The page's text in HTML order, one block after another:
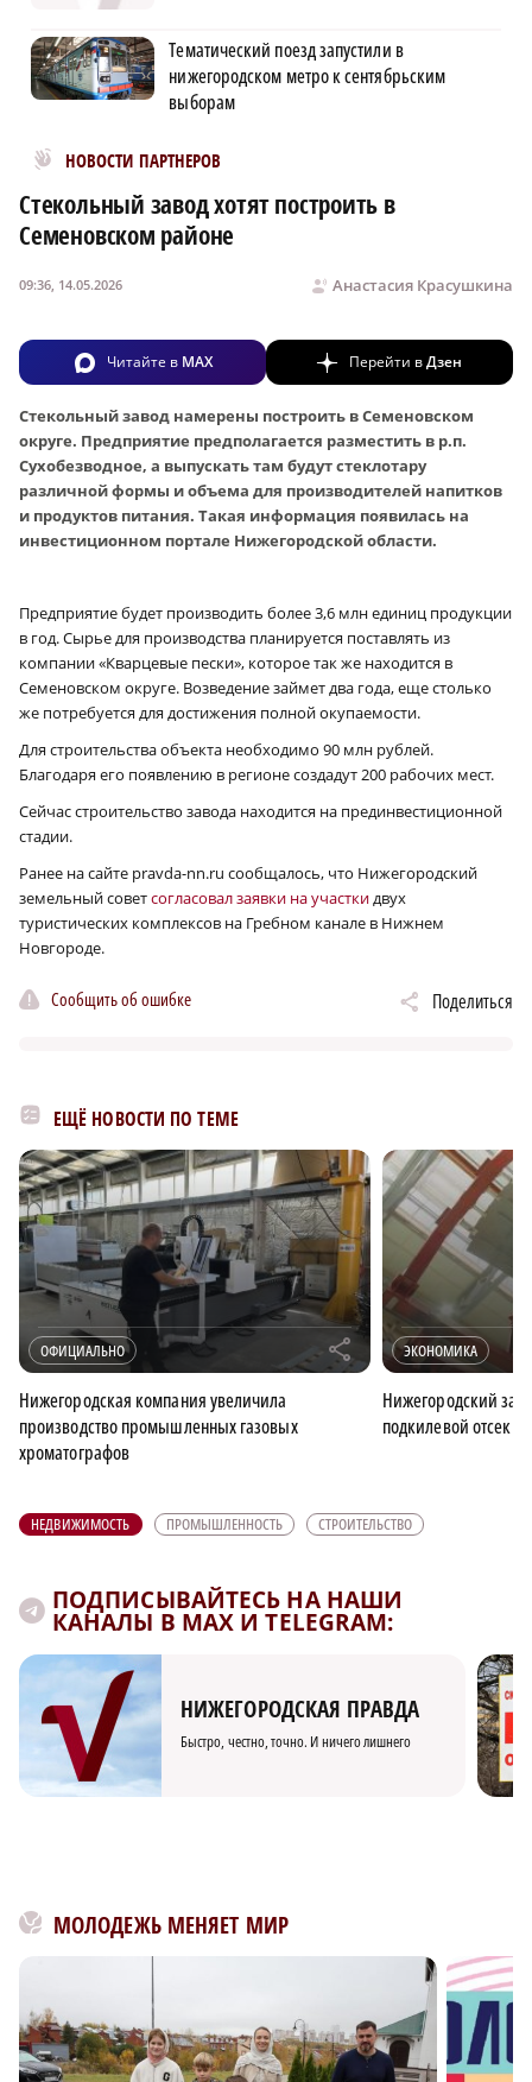
Тематический поезд запустили в
нижегородском метро к сентябрьским
выборам
НОВОСТИ ПАРТНЕРОВ
Новости МирТесен
Стекольный завод хотят построить в
Семеновском районе
Анастасия Красушкина
09:36, 14.05.2026
Читайте в MAX Перейти вДзен
Стекольный завод намерены построить в Семеновском
округе. Предприятие предполагается разместить в р.п.
Сухобезводное, а выпускать там будут стеклотару
различной формы и объема для производителей напитков
и продуктов питания. Такая информация появилась на
инвестиционном портале Нижегородской области.
Предприятие будет производить более 3,6 млн единиц продукции
в год. Сырье для производства планируется поставлять из
компании «Кварцевые пески», которое так же находится в
Семеновском округе. Возведение займет два года, еще столько
же потребуется для достижения полной окупаемости.
Для строительства объекта необходимо 90 млн рублей.
Благодаря его появлению в регионе создадут 200 рабочих мест.
Сейчас строительство завода находится на прединвестиционной
стадии.
Ранее на сайте pravda-nn.ru сообщалось, что Нижегородский
земельный советсогласовал заявки на участкидвух
туристических комплексов на Гребном канале в Нижнем
Новгороде.
Сообщить об ошибке Поделиться
ЕЩЁ НОВОСТИ ПО ТЕМЕ
ОФИЦИАЛЬНО r
Нижегородская компания увеличила
производство промышленных газовых
хроматографов
ЭКОНОМИКА
Нижегородский
подкилевой отсек
НЕДВИЖИМОСТЬ ПРОМЫШЛЕННОСТЬ СТРОИТЕЛЬСТВО
ПОДПИСЫВАЙТЕСЬ НА НАШИ
КАНАЛЫ В MAX И TELEGRAM:
НИЖЕГОРОДСКАЯ ПРАВДА
Быстро, честно, точно. И ничего лишнего
МОЛОДЕЖЬ МЕНЯЕТ МИР